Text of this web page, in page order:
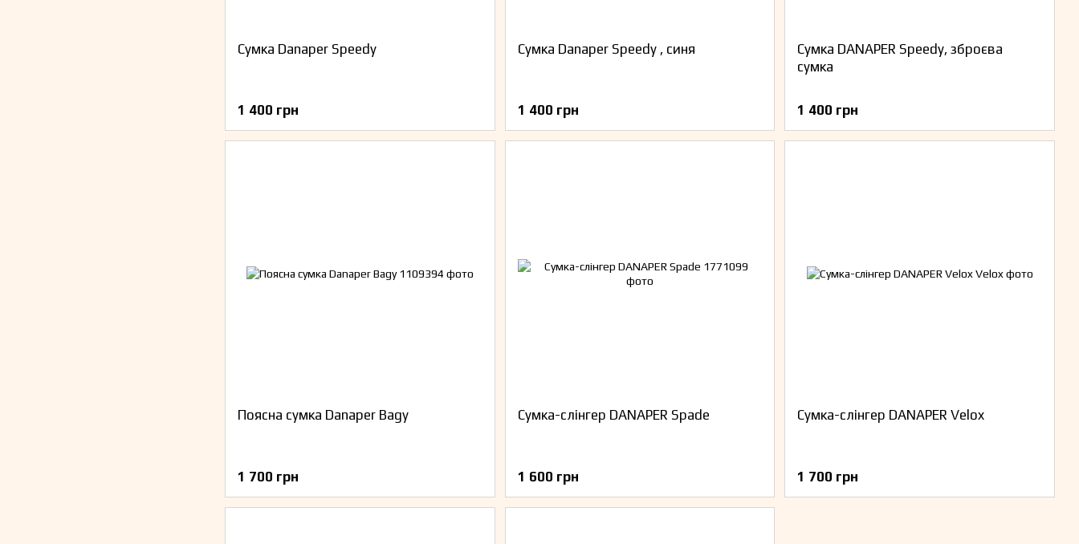
Сумка Danaper Speedy
1 400 грн
Сумка Danaper Speedy , синя
1 400 грн
Сумка DANAPER Speedy, зброєва
сумка
1 400 грн
Поясна сумка Danaper Bagy
1 700 грн
Сумка-слінгер DANAPER Spade
1 600 грн
Сумка-слінгер DANAPER Velox
1 700 грн